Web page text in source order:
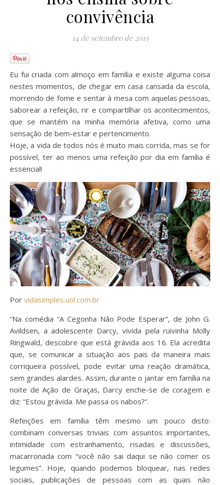
convivência
14 de setembro de 2015
Eu fui criada com almoço em família e existe alguma coisa
nestes momentos, de chegar em casa cansada da escola,
morrendo de fome e sentar à mesa com aquelas pessoas,
saborear a refeição, rir e compartilhar os acontecimentos,
que se mantém na minha memória afetiva, como uma
sensação de bem-estar e pertencimento.
Hoje, a vida de todos nós é muito mais corrida, mas se for
possível, ter ao menos uma refeição por dia em família é
essencial!
Por vidasimples.uol.com.br
“Na comédia “A Cegonha Não Pode Esperar”, de John G.
Avildsen, a adolescente Darcy, vivida pela ruivinha Molly
Ringwald, descobre que está grávida aos 16. Ela acredita
que, se comunicar a situação aos pais da maneira mais
corriqueira possível, pode evitar uma reação dramática,
sem grandes alardes. Assim, durante o jantar em família na
noite de Ação de Graças, Darcy enche-se de coragem e
diz: “Estou grávida. Me passa os nabos?”.
Refeições em família têm mesmo um pouco disto:
combinam conversas triviais com assuntos importantes,
intimidade com estranhamento, risadas e discussões,
macarronada com “você não sai daqui se não comer os
legumes”. Hoje, quando podemos bloquear, nas redes
sociais, publicações de pessoas com as quais não